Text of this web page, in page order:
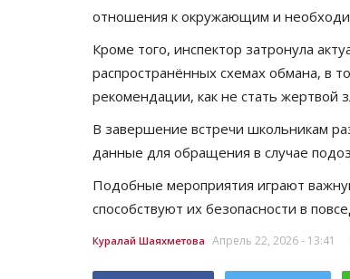
отношения к окружающим и
Кроме того, инспектор затронула
распространённых схемах обмана, в
рекомендации, как не стать жертвой
В завершение встречи школьникам
данные для обращения в случае
Подобные мероприятия играют
способствуют их безопасности в
Куралай Шаяхметова Апрель 22, 2026 - 13:41